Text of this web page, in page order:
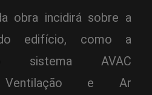
obra incidirá sobre a
edifício, como a
sistema AVAC
Ventilação e Ar